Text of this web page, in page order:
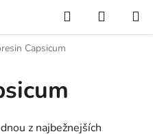
Hľadať
KOŠÍK
Capsicum
z najbežnejších